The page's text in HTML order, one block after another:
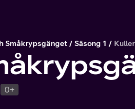
Småkrypsgänget Säsong 1
0+